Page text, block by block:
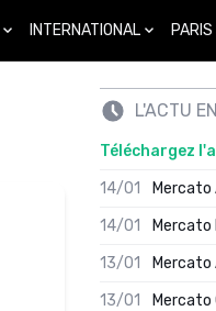
INTERNATIONAL
L'ACTU
Téléchargez
14/01
Mercato
14/01
Mercato
13/01
Mercato
13/01
Mercato